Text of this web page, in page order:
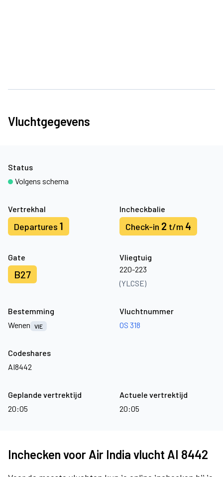
Vluchtgegevens
Vertrekhal
Departures 1
Incheckbalie
Check-in 2 t/m 4
Gate
B27
Vliegtuig
220-223
(YLCSE)
Status
Volgens schema
Bestemming
Wenen
VIE
Vluchtnummer
OS 318
Codeshares
AI8442
Geplande vertrektijd
20:05
Actuele vertrektijd
20:05
Inchecken voor Air India vlucht AI 8442